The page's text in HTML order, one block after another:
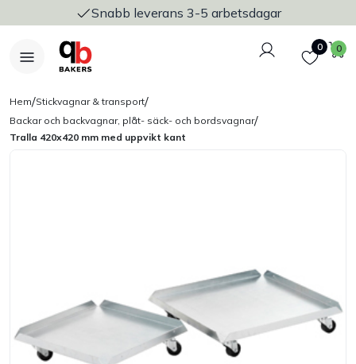
Snabb leverans 3-5 arbetsdagar
Logga in
Favoriter
0 0
Stickvagnar & transport
Utensilier
Hem/Stickvagnar & transport/
Backar och backvagnar, plåt- säck- och bordsvagnar/
Tralla 420x420 mm med uppvikt kant